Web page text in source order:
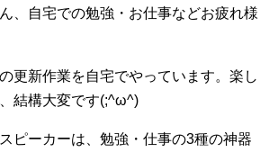
、自宅での勉強・お仕事などお疲れ様
更新作業を自宅でやっています。楽し
結構大変です(;^ω^)
ピーカーは、勉強・仕事の3種の神器